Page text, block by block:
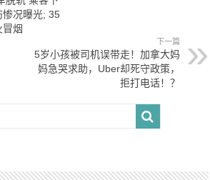
惨况曝光; 35
烟
下一篇
5岁小孩被司机误带走！加拿大妈
妈急哭求助，Uber却死守政策，
拒打电话！？